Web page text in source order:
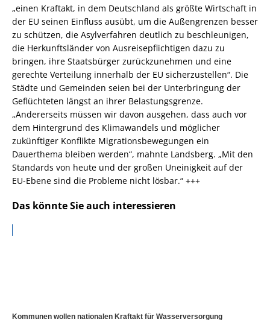
„einen Kraftakt, in dem Deutschland als größte Wirtschaft in
der EU seinen Einfluss ausübt, um die Außengrenzen besser
zu schützen, die Asylverfahren deutlich zu beschleunigen,
die Herkunftsländer von Ausreisepflichtigen dazu zu
bringen, ihre Staatsbürger zurückzunehmen und eine
gerechte Verteilung innerhalb der EU sicherzustellen“. Die
Städte und Gemeinden seien bei der Unterbringung der
Geflüchteten längst an ihrer Belastungsgrenze.
„Andererseits müssen wir davon ausgehen, dass auch vor
dem Hintergrund des Klimawandels und möglicher
zukünftiger Konflikte Migrationsbewegungen ein
Dauerthema bleiben werden“, mahnte Landsberg. „Mit den
Standards von heute und der großen Uneinigkeit auf der
EU-Ebene sind die Probleme nicht lösbar.“ +++
Das könnte Sie auch interessieren
Kommunen wollen nationalen Kraftakt für Wasserversorgung